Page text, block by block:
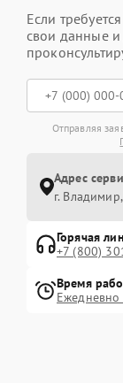
Если
свои данные и
Отправляя
Адрес
г.
Горячая
+7 (800)
Время